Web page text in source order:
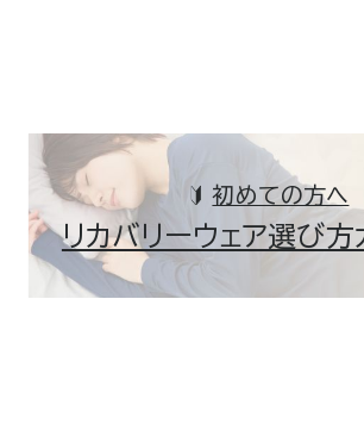
初めての方へ
リカバリーウェア選び方